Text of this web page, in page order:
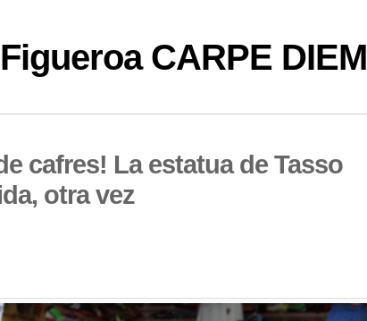
CARPE DIEM
cafres! La estatua de Tasso
otra vez